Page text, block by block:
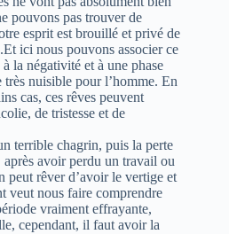
pouvons pas trouver de
esprit est brouillé et privé de
ici nous pouvons associer ce
la négativité et à une phase
très nuisible pour l’homme. En
cas, ces rêves peuvent
de tristesse et de
terrible chagrin, puis la perte
après avoir perdu un travail ou
peut rêver d’avoir le vertige et
veut nous faire comprendre
vraiment effrayante,
cependant, il faut avoir la